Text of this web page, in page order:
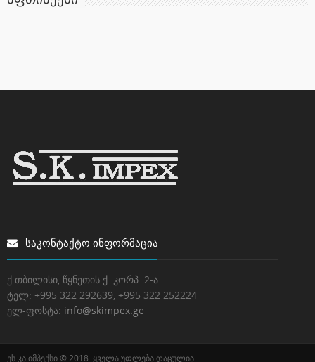
ᲡᲐᲙᲝᲜᲢᲐᲥᲢᲝ ᲘᲜᲤᲝᲠᲛᲐᲪᲘᲐ
ქ.თბილისი, წყნეთის ქ. კორპ. 2-ა
ტელ: +995 322 292639, +995 322 252224
ელ-ფოსტა: info@skimpex.ge
ეს კა იმპექსი © 2018. ყველა უფლება დაცულია.